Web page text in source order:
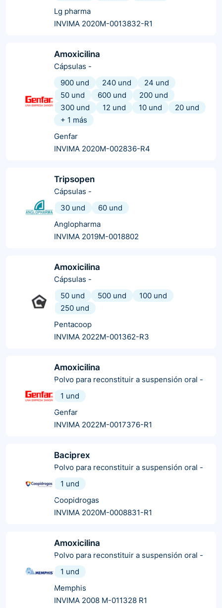
Lg pharma
INVIMA 2020M-0013832-R1
Amoxicilina
Cápsulas -
900 und
240 und
24 und
50 und
600 und
200 und
300 und
12 und 10 und
20 und
+ 1 más
Genfar
INVIMA 2020M-002836-R4
Tripsopen
Cápsulas -
30 und
60 und
Anglopharma
INVIMA 2019M-0018802
Amoxicilina
Cápsulas -
50 und
500 und
100 und
250 und
Pentacoop
INVIMA 2022M-001362-R3
Amoxicilina
Polvo para reconstituir a suspensión oral -
1 und
Genfar
INVIMA 2022M-0017376-R1
Baciprex
Polvo para reconstituir a suspensión oral -
1 und
Coopidrogas
INVIMA 2020M-0008831-R1
Amoxicilina
Polvo para reconstituir a suspensión oral -
1 und
Memphis
INVIMA 2008 M-011328 R1